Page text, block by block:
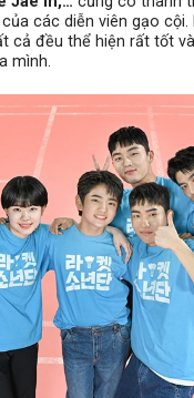
các diễn viên gạo cội.
cả đều thể hiện rất tốt
mình.